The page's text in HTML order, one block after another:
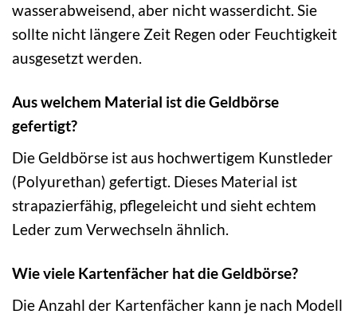
wasserabweisend, aber nicht wasserdicht. Sie
sollte nicht längere Zeit Regen oder Feuchtigkeit
ausgesetzt werden.
Aus welchem Material ist die Geldbörse
gefertigt?
Die Geldbörse ist aus hochwertigem Kunstleder
(Polyurethan) gefertigt. Dieses Material ist
strapazierfähig, pflegeleicht und sieht echtem
Leder zum Verwechseln ähnlich.
Wie viele Kartenfächer hat die Geldbörse?
Die Anzahl der Kartenfächer kann je nach Modell